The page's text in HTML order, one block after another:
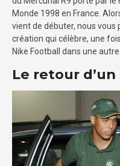
Monde 1998 en France.
vient de débuter, nous vous
création qui célèbre, une
Nike Football dans une
Le retour